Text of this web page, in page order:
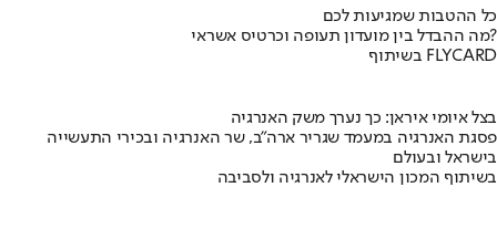
כל ההטבות שמגיעות לכם
מה ההבדל בין מועדון תעופה וכרטיס אשראי?
בשיתוף FLYCARD
בצל איומי איראן: כך נערך משק האנרגיה
פסגת האנרגיה במעמד שגריר ארה"ב, שר האנרגיה ובכירי התעשייה
בישראל ובעולם
בשיתוף המכון הישראלי לאנרגיה ולסביבה